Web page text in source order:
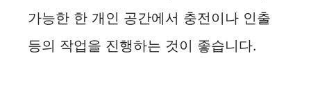
가능한 한 개인 공간에서 충전이나 인출
등의 작업을 진행하는 것이 좋습니다.